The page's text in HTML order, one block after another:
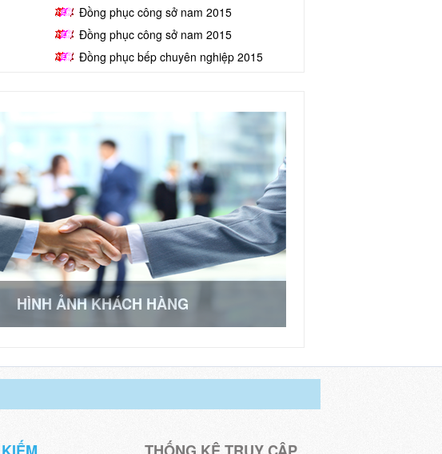
Đồng phục công sở nam 2015
Đồng phục công sở nam 2015
Đồng phục bếp chuyên nghiệp 2015
HÌNH ẢNH KHÁCH HÀNG